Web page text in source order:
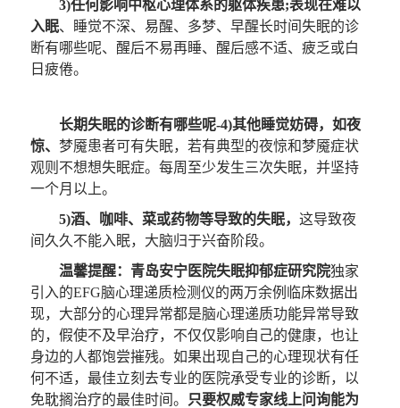
3)任何影响中枢心理体系的躯体疾患;表现在难以
入眠、睡觉不深、易醒、多梦、早醒长时间失眠的诊
断有哪些呢、醒后不易再睡、醒后感不适、疲乏或白
日疲倦。
长期失眠的诊断有哪些呢-4)其他睡觉妨碍，如夜
惊、 梦魇患者可有失眠，若有典型的夜惊和梦魇症状
观则不想想失眠症。每周至少发生三次失眠，并坚持
一个月以上。
5)酒、咖啡、菜或药物等导致的失眠，这导致夜
间久久不能入眠，大脑归于兴奋阶段。
温馨提醒： 青岛安宁医院失眠抑郁症研究院独家
引入的EFG脑心理递质检测仪的两万余例临床数据出
现，大部分的心理异常都是脑心理递质功能异常导致
的，假使不及早治疗，不仅仅影响自己的健康，也让
身边的人都饱尝摧残。如果出现自己的心理现状有任
何不适，最佳立刻去专业的医院承受专业的诊断，以
免耽搁治疗的最佳时间。 只要权威专家线上问询能为